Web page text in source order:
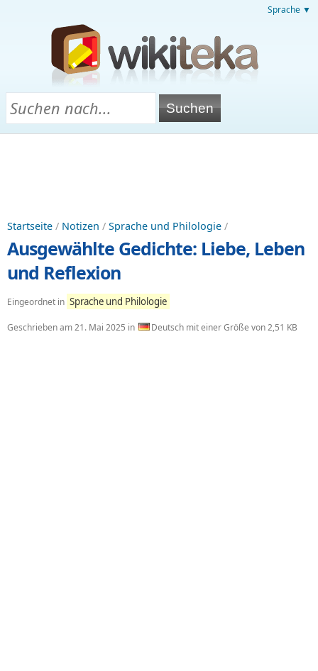
Sprache ▼
Startseite / Notizen / Sprache und Philologie /
Ausgewählte Gedichte: Liebe, Leben
und Reflexion
Eingeordnet in Sprache und Philologie
Geschrieben am21. Mai 2025 in Deutsch mit einer Größe von 2,51 KB